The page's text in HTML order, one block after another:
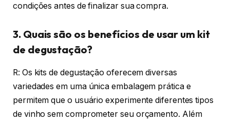
condições antes de finalizar sua compra.
3. Quais são os benefícios de usar um kit
de degustação?
R: Os kits de degustação oferecem diversas
variedades em uma única embalagem prática e
permitem que o usuário experimente diferentes tipos
de vinho sem comprometer seu orçamento. Além